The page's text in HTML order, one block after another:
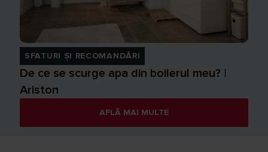
SFATURI ȘI RECOMANDĂRI
De ce se scurge apa din boilerul meu? |
Ariston
AFLĂ MAI MULTE